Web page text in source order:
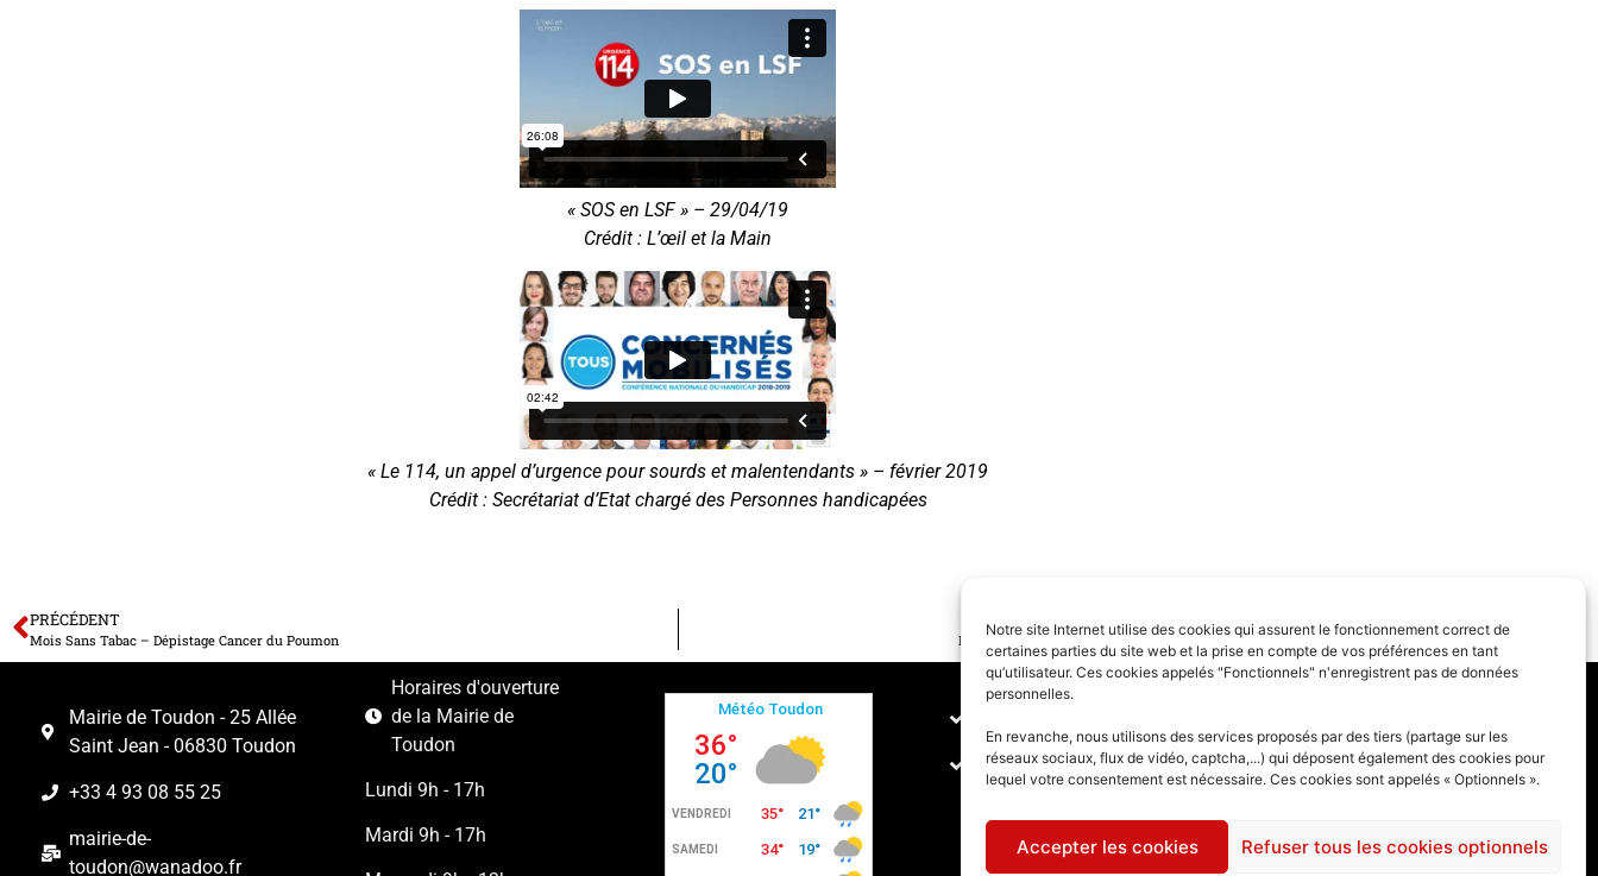
Notre site Internet utilise des cookies qui assurent le fonctionnement correct de
certaines parties du site web et la prise en compte de vos préférences en tant
qu’utilisateur. Ces cookies appelés "Fonctionnels" n'enregistrent pas de données
personnelles.
En revanche, nous utilisons des services proposés par des tiers (partage sur les
réseaux sociaux, flux de vidéo, captcha,...) qui déposent également des cookies pour
lequel votre consentement est nécessaire. Ces cookies sont appelés « Optionnels ».
Accepter les cookies Refuser tous les cookies optionnels
« SOS en LSF » – 29/04/19
Crédit : L’œil et la Main
« Le 114, un appel d’urgence pour sourds et malentendants » – février 2019
Crédit : Secrétariat d’Etat chargé des Personnes handicapées
PRÉCÉDENT
Mois Sans Tabac – Dépistage Cancer du Poumon Dispositif de lutte contre le frelon asiatique – saison 2024
Mairie de Toudon - 25 Allée
Saint Jean - 06830 Toudon
+33 4 93 08 55 25
mairie-de-
toudon@wanadoo.fr
Horaires d'ouverture
de la Mairie de
Toudon
Lundi 9h - 17h
Mardi 9h - 17h
Politique des cookies